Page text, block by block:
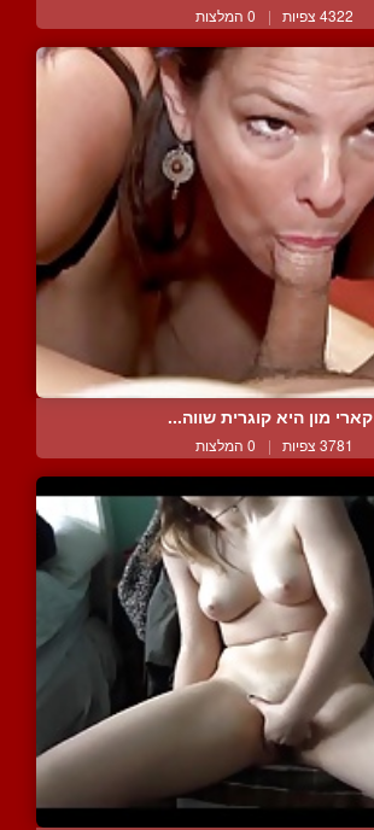
4322 צפיות | 0 המלצות
קארי מון היא קוגרית שווה...
3781 צפיות | 0 המלצות